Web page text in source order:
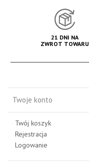
21 DNI NA
ZWROT TOWARU
Twoje konto
Twój koszyk
Rejestracja
Logowanie